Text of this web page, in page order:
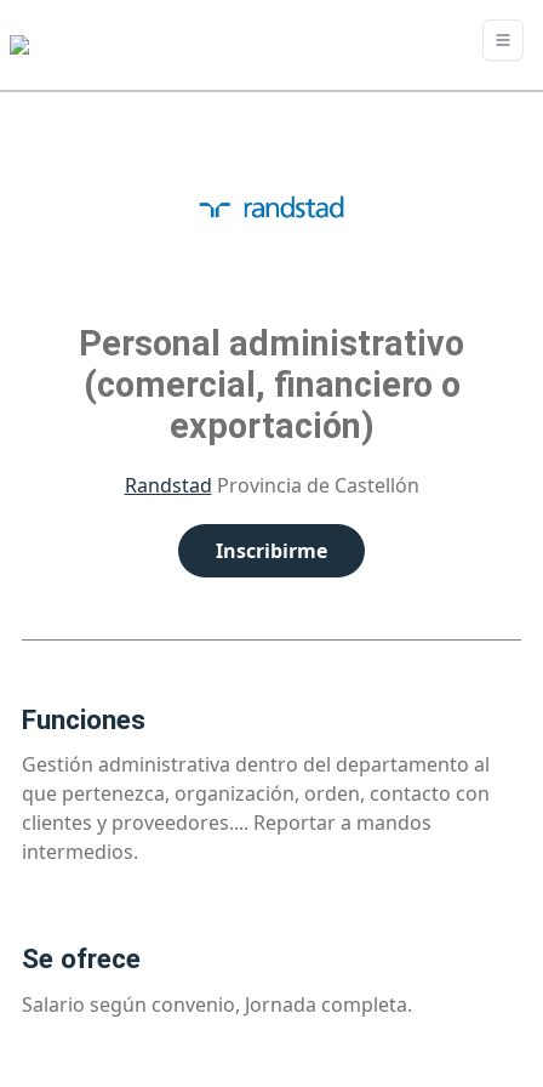
Personal administrativo
(comercial, financiero o
exportación)
Randstad Provincia de Castellón
Inscribirme
funciones
Gestión administrativa dentro del departamento al
que pertenezca, organización, orden, contacto con
clientes y proveedores.... Reportar a mandos
intermedios.
se ofrece
Salario según convenio, Jornada completa.